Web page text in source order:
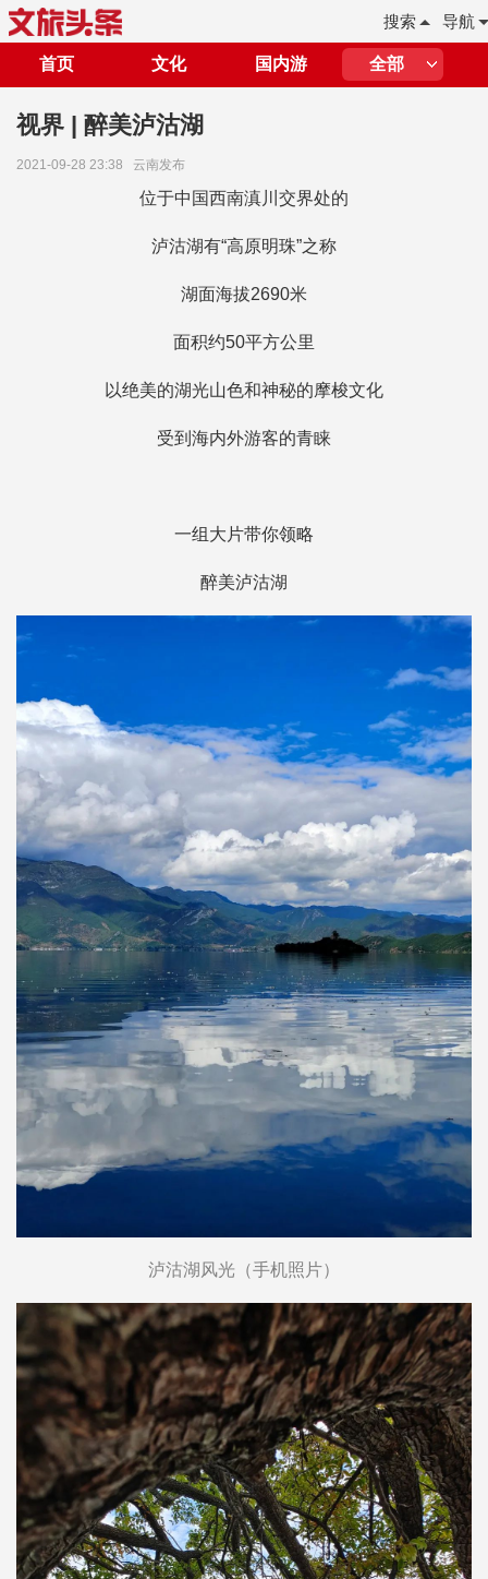
导航
搜索
首页 文化 国内游 全部
视界 | 醉美泸沽湖
2021-09-28 23:38 云南发布
位于中国西南滇川交界处的
泸沽湖有“高原明珠”之称
湖面海拔2690米
面积约50平方公里
以绝美的湖光山色和神秘的摩梭文化
受到海内外游客的青睐
一组大片带你领略
醉美泸沽湖
泸沽湖风光（手机照片）